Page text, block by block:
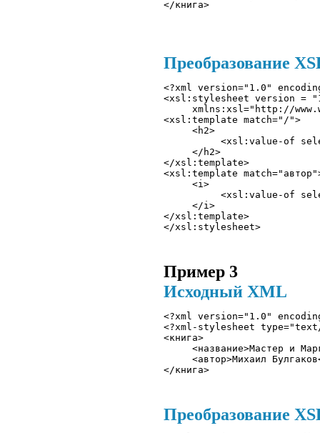
Преобразование
<?xml version="1.0"
<xsl:stylesheet version =
xmlns:xsl="http://
<xsl:template match="/">
     <h2>
<xsl:value-of
     </h2>
</xsl:template>
<xsl:template
     <i>
<xsl:value-of
     </i>
</xsl:template>
Пример 3
Исходный XML
<?xml version="1.0"
<?xml-stylesheet
<книга>
<название>Мастер и
<автор>Михаил
Преобразование